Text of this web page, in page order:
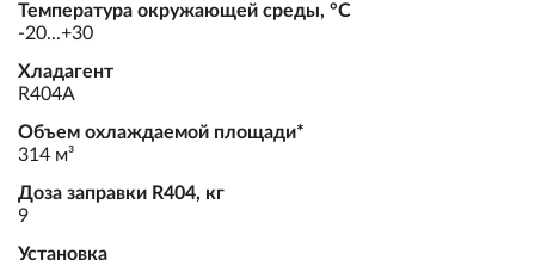
Температура окружающей среды, °С
-20...+30
Хладагент
R404А
Объем охлаждаемой площади*
314 м³
Доза заправки R404, кг
9
Установка